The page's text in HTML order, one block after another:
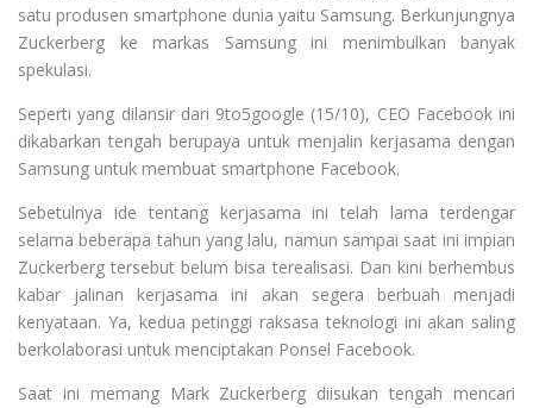
satu produsen smartphone dunia yaitu Samsung. Berkunjungnya
Zuckerberg ke markas Samsung ini menimbulkan banyak
spekulasi.
Seperti yang dilansir dari 9to5google (15/10), CEO Facebook ini
dikabarkan tengah berupaya untuk menjalin kerjasama dengan
Samsung untuk membuat smartphone Facebook.
Sebetulnya ide tentang kerjasama ini telah lama terdengar
selama beberapa tahun yang lalu, namun sampai saat ini impian
Zuckerberg tersebut belum bisa terealisasi. Dan kini berhembus
kabar jalinan kerjasama ini akan segera berbuah menjadi
kenyataan. Ya, kedua petinggi raksasa teknologi ini akan saling
berkolaborasi untuk menciptakan Ponsel Facebook.
Saat ini memang Mark Zuckerberg diisukan tengah mencari